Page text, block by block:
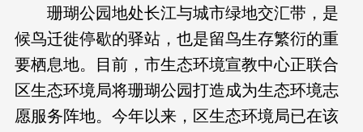
珊瑚公园地处长江与城市绿地交汇带，是
候鸟迁徙停歇的驿站，也是留鸟生存繁衍的重
要栖息地。目前，市生态环境宣教中心正联合
区生态环境局将珊瑚公园打造成为生态环境志
愿服务阵地。今年以来，区生态环境局已在该